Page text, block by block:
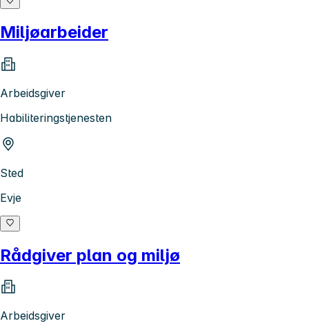
Miljøarbeider
Arbeidsgiver
Habiliteringstjenesten
Sted
Evje
Rådgiver plan og miljø
Arbeidsgiver